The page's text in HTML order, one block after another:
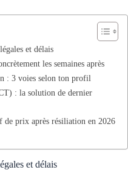
et délais
les semaines après
: 3 voies selon ton profil
: la solution de dernier
de prix après résiliation en 2026
et délais